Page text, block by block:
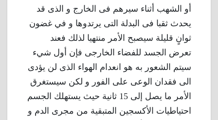
أو الشهب أثناء سيرهم فى الخارج و الذى قد
يحدث ثقبا فى البدلة التى يرتدوها و في غضون
ثوانٍ قليلة سيصبح الأمر منتهيا لذلك فعند
تعرض الجسد للفضاء الخارجى فإن أول شيء
سيتم الشعور به هو انعدام الهواء الذى لن يؤدى
الى فقدان الوعى على الفور و لكن سيستغرق
الأمر ما يصل إلى 15 ثانية حيث يستهلك الجسم
احتياطيات الأكسجين المتبقية من مجرى الدم و